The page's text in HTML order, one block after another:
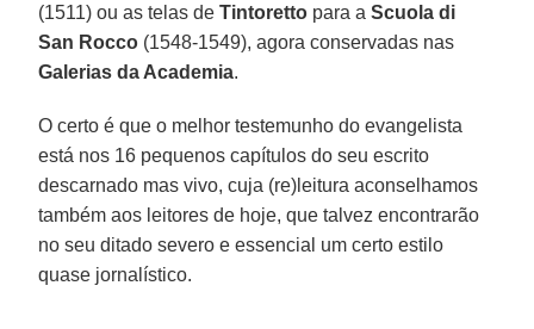
(1511) ou as telas deTintoretto para aScuola di
San Rocco (1548-1549), agora conservadas nas
Galerias da Academia.
O certo é que o melhor testemunho do evangelista
está nos 16 pequenos capítulos do seu escrito
descarnado mas vivo, cuja (re)leitura aconselhamos
também aos leitores de hoje, que talvez encontrarão
no seu ditado severo e essencial um certo estilo
quase jornalístico.